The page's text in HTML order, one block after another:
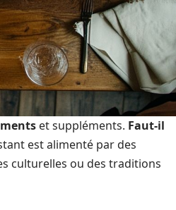
et suppléments. Faut-il
est alimenté par des
culturelles ou des traditions